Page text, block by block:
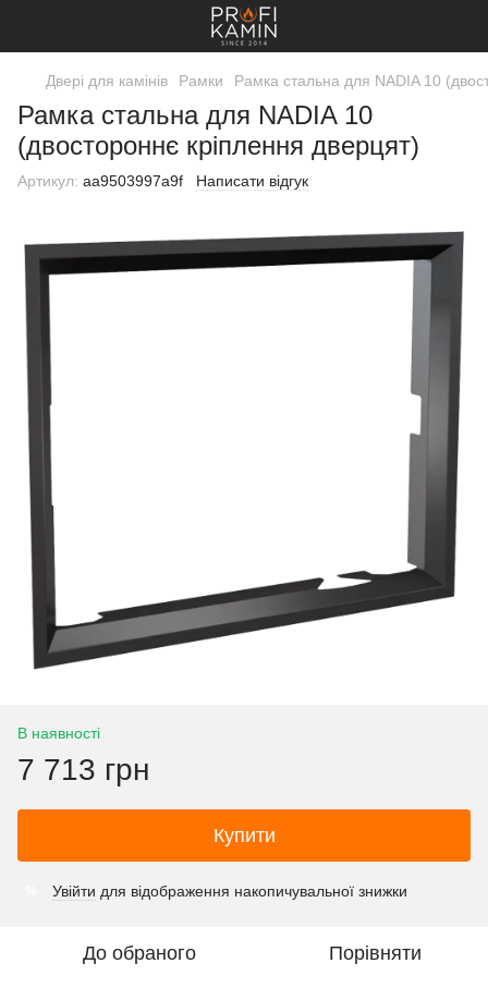
Двері для камінів Рамки Рамка стальна для NADIA 10
Рамка стальна для NADIA 10
(двостороннє кріплення дверцят)
Артикул: aa9503997a9f Написати відгук
В наявності
7 713 грн
Купити
Увійти для відображення накопичувальної знижки
До обраного Порівняти